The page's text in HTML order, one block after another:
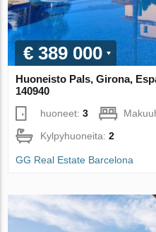
€ 389 000
Huoneisto Pals, Girona,
140940
huoneet:3
Kylpyhuoneita:2
GG Real Estate Barcelona